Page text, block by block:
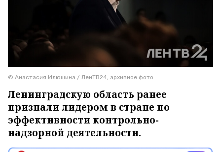
© Анастасия Илюшина / ЛенТВ24, архивное фото
Ленинградскую область ранее
признали лидером в стране по
эффективности контрольно-
надзорной деятельности.